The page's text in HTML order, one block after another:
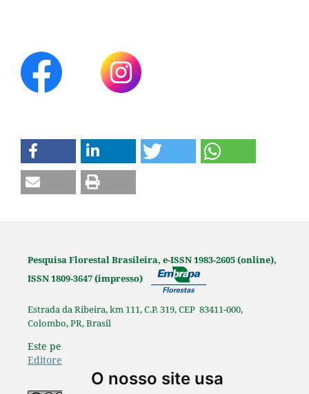
O nosso site usa
Pesquisa Florestal Brasileira, e-ISSN 1983-2605 (online),
ISSN 1809-3647 (impresso)
Estrada da Ribeira, km 111, C.P. 319, CEP 83411-000,
Colombo, PR, Brasil
Este periódico é afiliado à
Editores Científicos